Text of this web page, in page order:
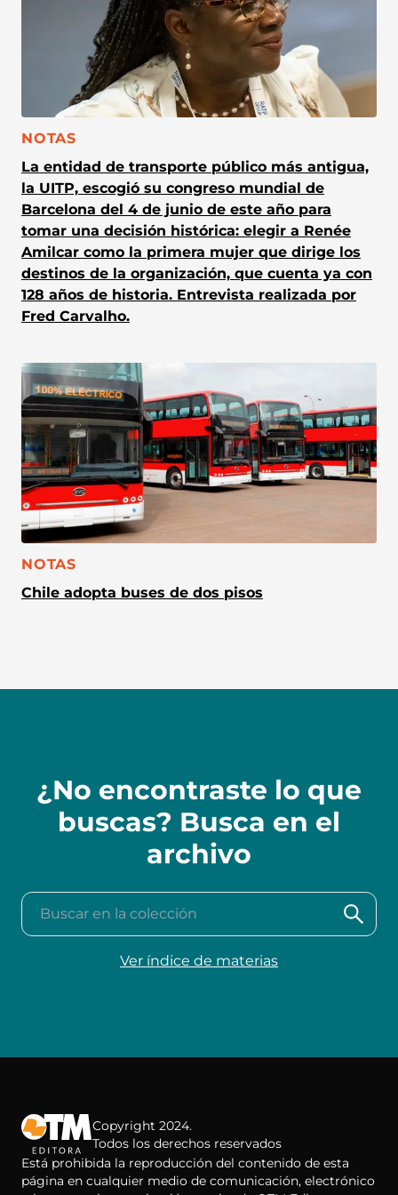
CATEGORÍA:
NOTAS
La entidad de transporte público más antigua,
la UITP, escogió su congreso mundial de
Barcelona del 4 de junio de este año para
tomar una decisión histórica: elegir a Renée
Amilcar como la primera mujer que dirige los
destinos de la organización, que cuenta ya con
128 años de historia. Entrevista realizada por
Fred Carvalho.
CATEGORÍA:
NOTAS
Chile adopta buses de dos pisos
¿No encontraste lo que
buscas? Busca en el
archivo
Buscar en la colección
Ver índice de materias
Copyright 2024.
Todos los derechos reservados
Está prohibida la reproducción del contenido de esta
página en cualquier medio de comunicación, electrónico